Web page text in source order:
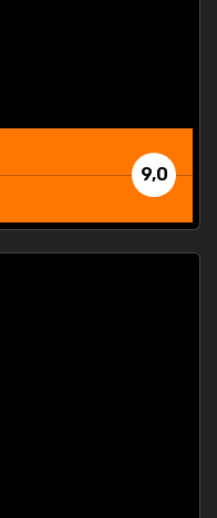
9,0